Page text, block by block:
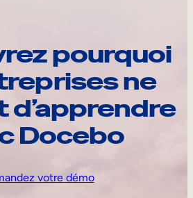
pourquoi
ne
d’apprendre
Docebo
votre démo